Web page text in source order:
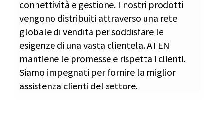
connettività e gestione. I nostri prodotti
vengono distribuiti attraverso una rete
globale di vendita per soddisfare le
esigenze di una vasta clientela. ATEN
mantiene le promesse e rispetta i clienti.
Siamo impegnati per fornire la miglior
assistenza clienti del settore.